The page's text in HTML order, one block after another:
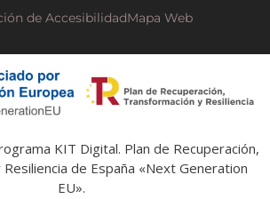
de AccesibilidadMapa Web
KIT Digital. Plan de Recuperación,
de España «Next Generation
EU».